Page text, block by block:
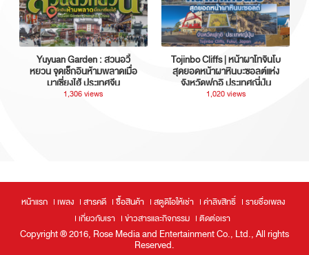
Yuyuan Garden : สวนอวี้
หยวน จุดเช็กอินห้ามพลาดเมื่อ
มาเซี่ยงไฮ้ ประเทศจีน
1,306 views
Tojinbo Cliffs | หน้าผาโทจินโบ
สุดยอดหน้าผาหินบะซอลต์แห่ง
จังหวัดฟุกุอิ ประเทศญี่ปุ่น
1,020 views
หน้าแรก เพลง สารคดี ซื้อสินค้า สตูดิโอให้เช่า ค่าลิขสิทธิ์
รายชื่อเพลง
เกี่ยวกับเรา
ข่าวสารและกิจกรรม ติดต่อเรา
Copyright ® 2016, Rose Media and Entertainment Co., Ltd., All rights
Reserved.